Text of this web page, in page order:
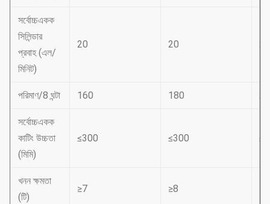
সর্বোচ্চএকক
সিলিন্ডার
প্রবাহ (এল/
মিনিট)
20 20 20
পরিমাণ/8 ঘন্টা 160 180
সর্বোচ্চএকক
কাটিং উচ্চতা
(মিমি)
≤300 ≤300
খনন ক্ষমতা
(টি)
≥7 ≥8